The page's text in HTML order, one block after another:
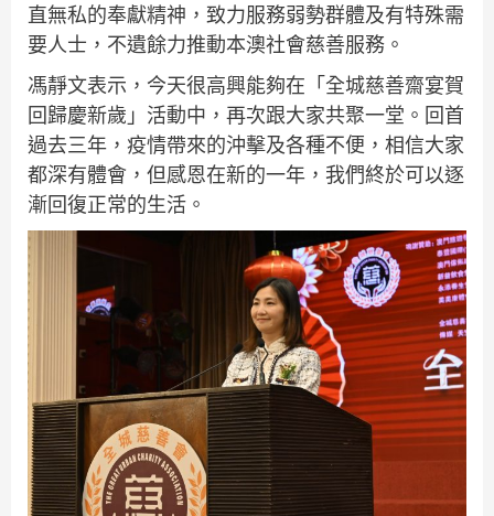
直無私的奉獻精神，致力服務弱勢群體及有特殊需
要人士，不遺餘力推動本澳社會慈善服務。
馮靜文表示，今天很高興能夠在「全城慈善齋宴賀
回歸慶新歲」活動中，再次跟大家共聚一堂。回首
過去三年，疫情帶來的沖擊及各種不便，相信大家
都深有體會，但感恩在新的一年，我們終於可以逐
漸回復正常的生活。